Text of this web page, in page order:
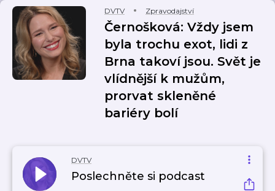
DVTV Zpravodajství
Černošková: Vždy jsem
byla trochu exot, lidi z
Brna takoví jsou. Svět je
vlídnější k mužům,
prorvat skleněné
bariéry bolí
DVTV
Poslechněte si podcast